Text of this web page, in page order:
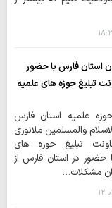
استان فارس با حضور
تبلیغ حوزه های علمیه
علمیه استان فارس
والمسلمین ملانوری
تبلیغ حوزه های
حضور در استان فارس از
مشکلات…